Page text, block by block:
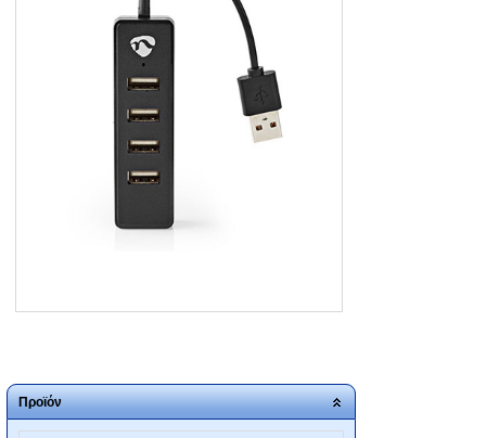
ΚΑΛΑΘΙ-ΑΓΟΡΩΝ
ΠΟΙΟΙ ΕΙΜΑΣΤΕ
ΕΠΙΚΟΙΝΩΝΙΑ
Προϊόν